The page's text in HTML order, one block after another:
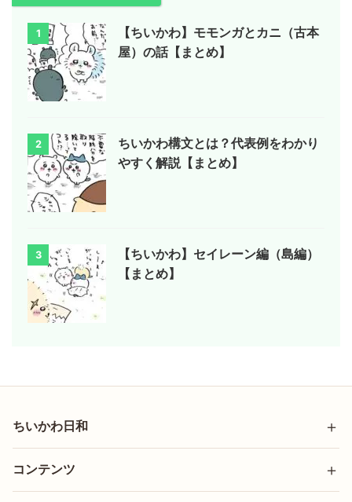
1
【ちいかわ】モモンガとカニ（古本
屋）の話【まとめ】
2
ちいかわ構文とは？代表例をわかり
やすく解説【まとめ】
3
【ちいかわ】セイレーン編（島編）
【まとめ】
ちいかわ日和
コンテンツ